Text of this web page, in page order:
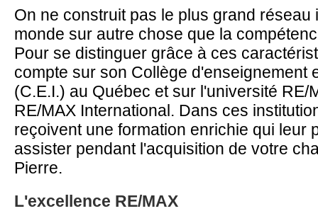
On ne construit pas le plus grand réseau
monde sur autre chose que la
Pour se distinguer grâce à ces
compte sur son Collège d'enseignement
(C.E.I.) au Québec et sur l'université RE/
RE/MAX International. Dans ces
reçoivent une formation enrichie qui leur
assister pendant l'acquisition de votre
Pierre.
L'excellence RE/MAX